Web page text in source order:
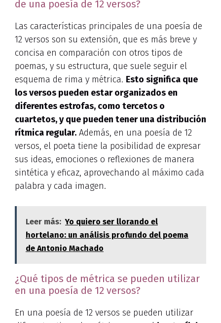
de una poesía de 12 versos?
Las características principales de una poesía de
12 versos son su extensión, que es más breve y
concisa en comparación con otros tipos de
poemas, y su estructura, que suele seguir el
esquema de rima y métrica. Esto significa que
los versos pueden estar organizados en
diferentes estrofas, como tercetos o
cuartetos, y que pueden tener una distribución
rítmica regular. Además, en una poesía de 12
versos, el poeta tiene la posibilidad de expresar
sus ideas, emociones o reflexiones de manera
sintética y eficaz, aprovechando al máximo cada
palabra y cada imagen.
Leer más: Yo quiero ser llorando el
hortelano: un análisis profundo del poema
de Antonio Machado
¿Qué tipos de métrica se pueden utilizar
en una poesía de 12 versos?
En una poesía de 12 versos se pueden utilizar